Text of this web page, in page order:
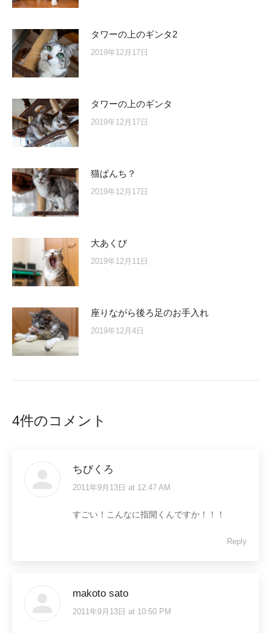
タワーの上のギンタ2
2019年12月17日
タワーの上のギンタ
2019年12月17日
猫ぱんち？
2019年12月17日
大あくび
2019年12月11日
座りながら後ろ足のお手入れ
2019年12月4日
4件のコメント
ちびくろ
says:
2011年9月13日 at 12:47 AM
すごい！こんなに指開くんですか！！！
Reply
makoto sato
says:
2011年9月13日 at 10:50 PM